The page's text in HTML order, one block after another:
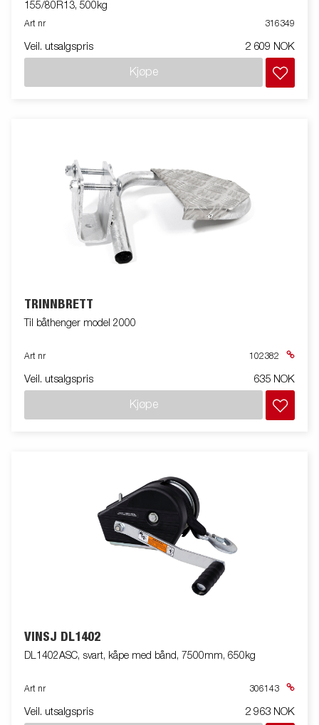
155/80R13, 500kg
Art nr 316349
Veil. utsalgspris 2 609 NOK
Kjøpe
TRINNBRETT
Til båthenger model 2000
Art nr 102382
Veil. utsalgspris 635 NOK
Kjøpe
VINSJ DL1402
DL1402ASC, svart, kåpe med bånd, 7500mm, 650kg
Art nr 306143
Veil. utsalgspris 2 963 NOK